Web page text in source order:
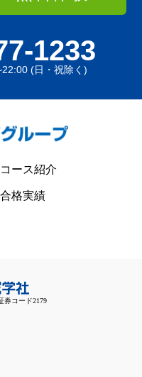
1233
(日・祝除く)
コース紹介
合格実績
コード2179